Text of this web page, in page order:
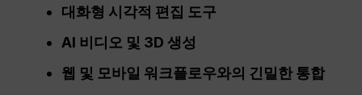
대화형 시각적 편집 도구
AI 비디오 및 3D 생성
웹 및 모바일 워크플로우와의 긴밀한 통합